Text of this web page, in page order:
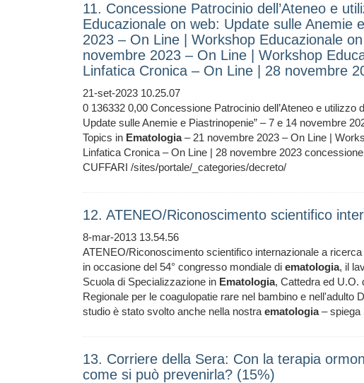
11. Concessione Patrocinio dell’Ateneo e
Educazionale on web: Update sulle Anemie
2023 – On Line | Workshop Educazionale
novembre 2023 – On Line | Workshop
Linfatica Cronica – On Line | 28 novembre
21-set-2023 10.25.07
0 136332 0,00 Concessione Patrocinio dell’Ateneo e utilizzo
Update sulle Anemie e Piastrinopenie” – 7 e 14 novembre
Topics in Ematologia– 21 novembre 2023 – On Line |
Linfatica Cronica – On Line | 28 novembre 2023
CUFFARI /sites/portale/_categories/decreto/
12. ATENEO/Riconoscimento scientifico
8-mar-2013 13.54.56
ATENEO/Riconoscimento scientifico internazionale a
in occasione del 54° congresso mondiale di ematologia, il
Scuola di Specializzazione in Ematologia, Cattedra ed U.O.
Regionale per le coagulopatie rare nel bambino e nell'adulto
studio è stato svolto anche nella nostra ematologia– spiega
13. Corriere della Sera: Con la terapia
come si può prevenirla? (15%)